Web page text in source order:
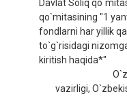
Davlat Soliq
qo`mitasining "1
fondlarni har yillik
to`g`risidagi
kiritish haqida*"
vazirligi,